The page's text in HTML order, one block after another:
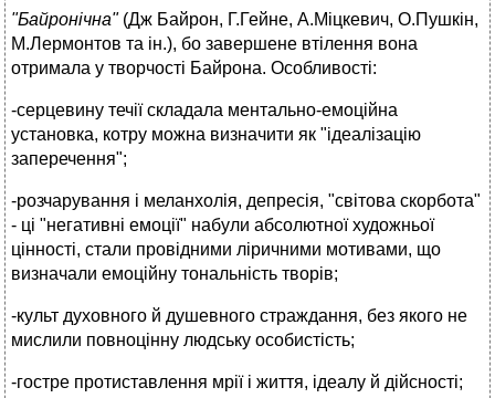
"Байронічна"(Дж Байрон, Г.Гейне, А.Міцкевич, О.Пушкін,
М.Лермонтов та ін.), бо завершене втілення вона
отримала у творчості Байрона. Особливості:
-серцевину течії складала ментально-емоційна
установка, котру можна визначити як "ідеалізацію
заперечення";
-розчарування і меланхолія, депресія, "світова скорбота"
- ці "негативні емоції" набули абсолютної художньої
цінності, стали провідними ліричними мотивами, що
визначали емоційну тональність творів;
-культ духовного й душевного страждання, без якого не
мислили повноцінну людську особистість;
-гостре протиставлення мрії і життя, ідеалу й дійсності;